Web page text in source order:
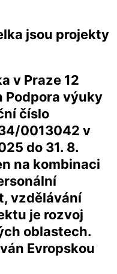
jsou projekty
v Praze 12
Podpora výuky
číslo
0013042 v
do 31. 8.
na kombinaci
vzdělávání
je rozvoj
oblastech.
Evropskou